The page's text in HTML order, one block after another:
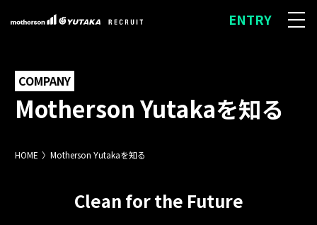
ENTRY
COMPANY
Motherson Yutakaを知る
HOME Motherson Yutakaを知る
Clean for the Future